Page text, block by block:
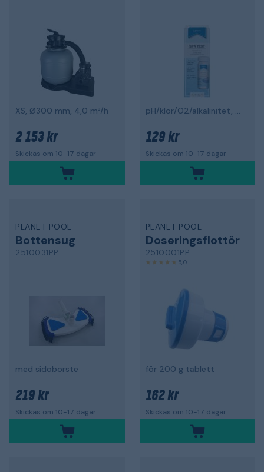
XS, Ø300 mm, 4,0 m³/h
2 153 kr
Skickas om 10-17 dagar
pH/klor/O2/alkalinitet, 50-pack
129 kr
Skickas om 10-17 dagar
PLANET POOL
Bottensug
2510031PP
med sidoborste
219 kr
Skickas om 10-17 dagar
PLANET POOL
Doseringsflottör
2510001PP
5,0
för 200 g tablett
162 kr
Skickas om 10-17 dagar